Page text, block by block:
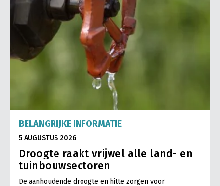
BELANGRIJKE INFORMATIE
5 AUGUSTUS 2026
Droogte raakt vrijwel alle land- en
tuinbouwsectoren
De aanhoudende droogte en hitte zorgen voor